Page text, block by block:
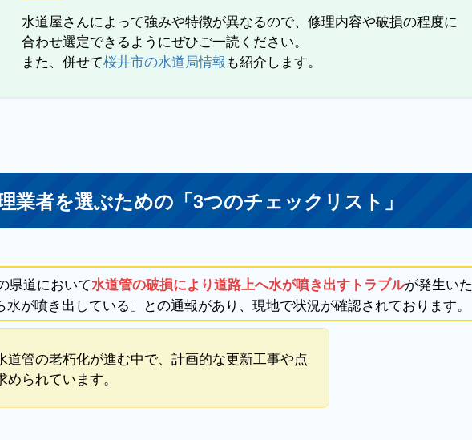
水道屋さんによって強みや特徴が異なるので、修理内容や破損の程度に
合わせ選定できるようにぜひご一読ください。
また、併せて桜井市の水道局情報 も紹介します。
業者を選ぶための「3つのチェックリスト」
県道において水道管の破損により道路上へ水が噴き出すトラブルが発生いた
が噴き出している」との通報があり、現地で状況が確認されております。
道管の老朽化が進む中で、計画的な更新工事や点
られています。